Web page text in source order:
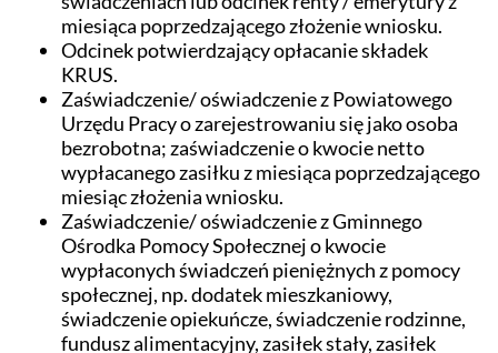
miesiąca poprzedzającego złożenie wniosku.
Odcinek potwierdzający opłacanie składek
KRUS.
Zaświadczenie/ oświadczenie z Powiatowego
Urzędu Pracy o zarejestrowaniu się jako osoba
bezrobotna; zaświadczenie o kwocie netto
wypłacanego zasiłku z miesiąca poprzedzającego
miesiąc złożenia wniosku.
Zaświadczenie/ oświadczenie z Gminnego
Ośrodka Pomocy Społecznej o kwocie
wypłaconych świadczeń pieniężnych z pomocy
społecznej, np. dodatek mieszkaniowy,
świadczenie opiekuńcze, świadczenie rodzinne,
fundusz alimentacyjny, zasiłek stały, zasiłek